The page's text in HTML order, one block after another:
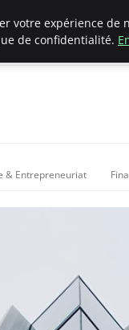
& Entrepreneuriat
votre expérience de
de confidentialité.